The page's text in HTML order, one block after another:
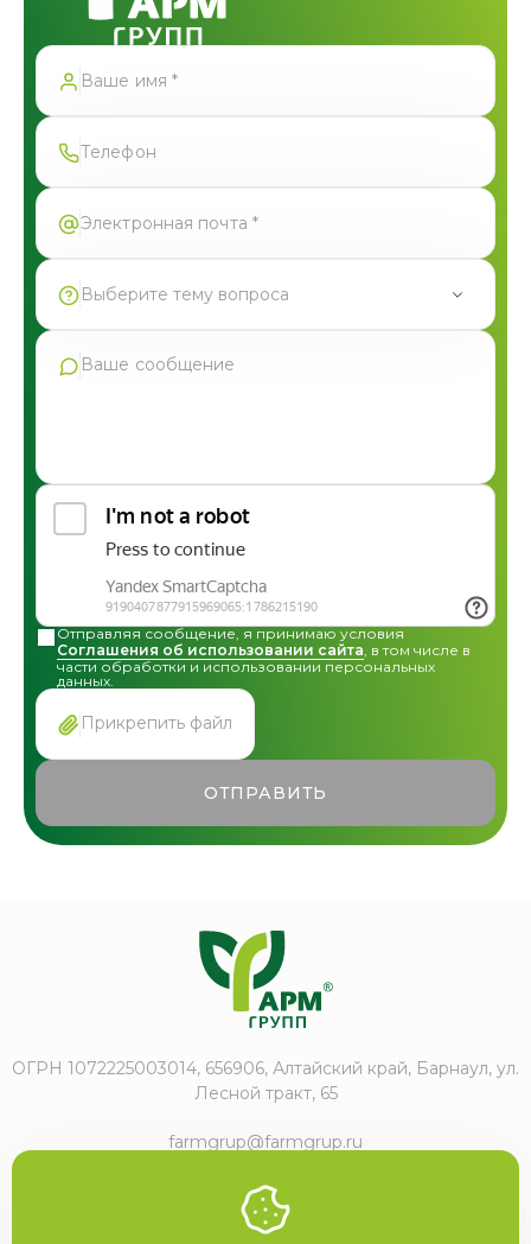
Выберите тему вопроса
Продукция Фармгрупп
Отправляя сообщение, я принимаю условия
Соглашения об использовании сайта, в том числе в
части обработки и использовании персональных
данных.
Прикрепить файл
ОТПРАВИТЬ
Форма успешно отправлена
ОГРН 1072225003014, 656906, Алтайский край, Барнаул, ул.
Лесной тракт, 65
farmgrup@farmgrup.ru
+7 (3852) 57-77-47